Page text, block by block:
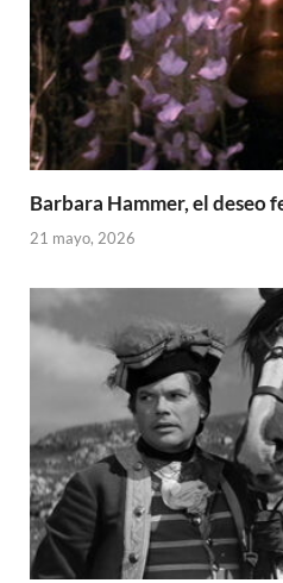
Barbara Hammer, el deseo
21 mayo, 2026